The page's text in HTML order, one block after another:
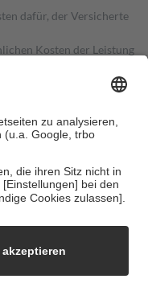
dafür, der Versicherte
Kosten der Leistung